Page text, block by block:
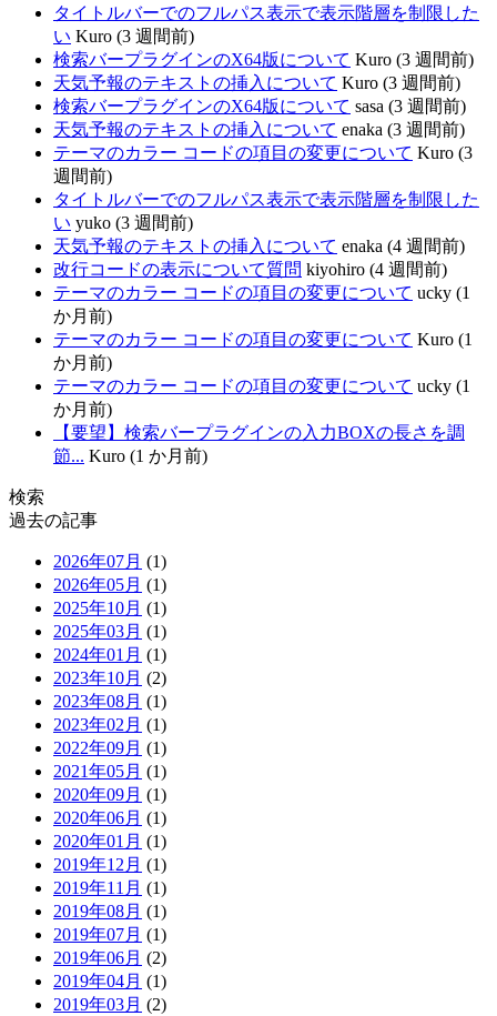
タイトルバーでのフルパス表示で表示階層を制限した
い Kuro (3 週間前)
検索バープラグインのX64版について Kuro (3 週間前)
天気予報のテキストの挿入について Kuro (3 週間前)
検索バープラグインのX64版について sasa (3 週間前)
天気予報のテキストの挿入について enaka (3 週間前)
テーマのカラー コードの項目の変更について Kuro (3
週間前)
タイトルバーでのフルパス表示で表示階層を制限した
い yuko (3 週間前)
天気予報のテキストの挿入について enaka (4 週間前)
改行コードの表示について質問 kiyohiro (4 週間前)
テーマのカラー コードの項目の変更について ucky (1
か月前)
テーマのカラー コードの項目の変更について Kuro (1
か月前)
テーマのカラー コードの項目の変更について ucky (1
か月前)
【要望】検索バープラグインの入力BOXの長さを調
節... Kuro (1 か月前)
検索
過去の記事
2026年07月 (1)
2026年05月 (1)
2025年10月 (1)
2025年03月 (1)
2024年01月 (1)
2023年10月 (2)
2023年08月 (1)
2023年02月 (1)
2022年09月 (1)
2021年05月 (1)
2020年09月 (1)
2020年06月 (1)
2020年01月 (1)
2019年12月 (1)
2019年11月 (1)
2019年08月 (1)
2019年07月 (1)
2019年06月 (2)
2019年04月 (1)
2019年03月 (2)